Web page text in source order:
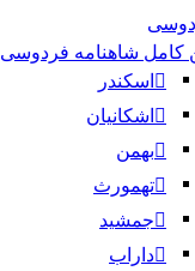
کامل شاهنامه فردوسی
اسکندر
اشکانیان
بهمن
تهمورث
جمشید
داراب